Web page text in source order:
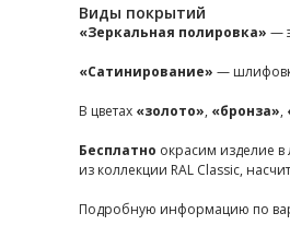
Виды покрытий
«Зеркальная полировка» —
«Сатинирование» —
В цветах «золото», «бронза»,
Бесплатно окрасим изделие
из коллекции RAL Classic,
Подробную информацию по